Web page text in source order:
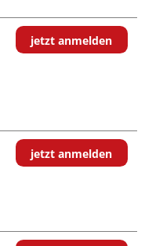
jetzt anmelden
jetzt anmelden